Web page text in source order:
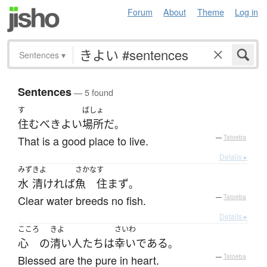
Forum About Theme Log in
Sentences ▾
Sentences— 5 found
す
住むべきよい
ばしょ
場所だ。
That is a good place to live. — Tatoeba
Details ▸
みず
水
きよ
清ければ
さかな
魚
す
住まず。
Clear water breeds no fish. — Tatoeba
Details ▸
こころ
心 の
きよ
清い人たちは
さいわ
幸いである。
Blessed are the pure in heart. — Tatoeba